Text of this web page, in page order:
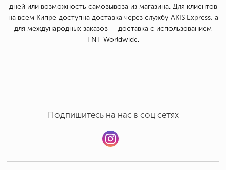
дней или возможность самовывоза из магазина. Для клиентов
на всем Кипре доступна доставка через службу AKIS Express, а
для международных заказов — доставка с использованием
TNT Worldwide.
Подпишитесь на нас в соц сетях